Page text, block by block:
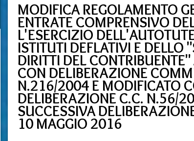
MODIFICA REGOLAMENTO
ENTRATE COMPRENSIVO
L'ESERCIZIO
ISTITUTI DEFLATIVI E DELLO
DIRITTI DEL
CON DELIBERAZIONE
N.216/2004 E MODIFICATO
DELIBERAZIONE C.C. N.56/
SUCCESSIVA
10 MAGGIO 2016